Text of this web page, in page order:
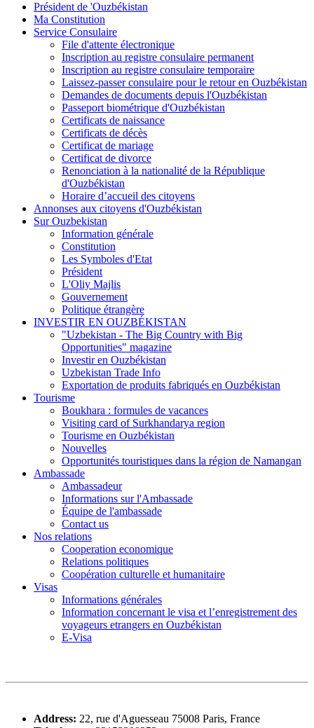
Président de 'Ouzbékistan
Ma Constitution
Service Consulaire
File d'attente électronique
Inscription au registre consulaire permanent
Inscription au registre consulaire temporaire
Laissez-passer consulaire pour le retour en Ouzbékistan
Demandes de documents depuis l'Ouzbékistan
Passeport biométrique d'Ouzbékistan
Certificats de naissance
Certificats de décès
Certificat de mariage
Certificat de divorce
Renonciation à la nationalité de la République
d'Ouzbékistan
Horaire d’accueil des citoyens
Annonses aux citoyens d'Ouzbékistan
Sur Ouzbekistan
Information générale
Constitution
Les Symboles d'Etat
Président
L'Oliy Majlis
Gouvernement
Politique étrangère
INVESTIR EN OUZBÉKISTAN
"Uzbekistan - The Big Country with Big
Opportunities" magazine
Investir en Ouzbékistan
Uzbekistan Trade Info
Exportation de produits fabriqués en Ouzbékistan
Tourisme
Boukhara : formules de vacances
Visiting card of Surkhandarya region
Tourisme en Ouzbékistan
Nouvelles
Opportunités touristiques dans la région de Namangan
Ambassade
Ambassadeur
Informations sur l'Ambassade
Équipe de l'ambassade
Contact us
Nos relations
Cooperation economique
Relations politiques
Coopération culturelle et humanitaire
Visas
Informations générales
Information concernant le visa et l’enregistrement des
voyageurs etrangers en Ouzbékistan
E-Visa
Address: 22, rue d'Aguesseau 75008 Paris, France